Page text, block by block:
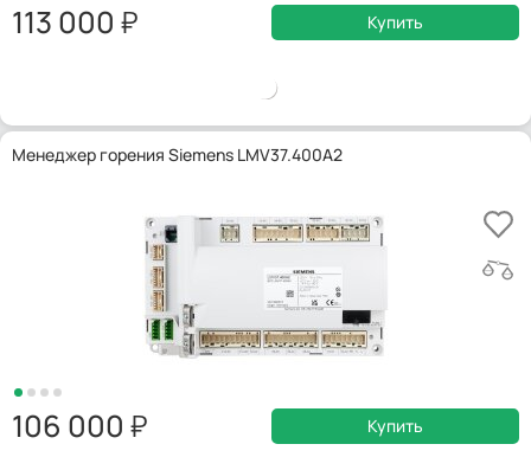
113 000 Купить
Менеджер горения Siemens LMV37.400A2
106 000 Купить